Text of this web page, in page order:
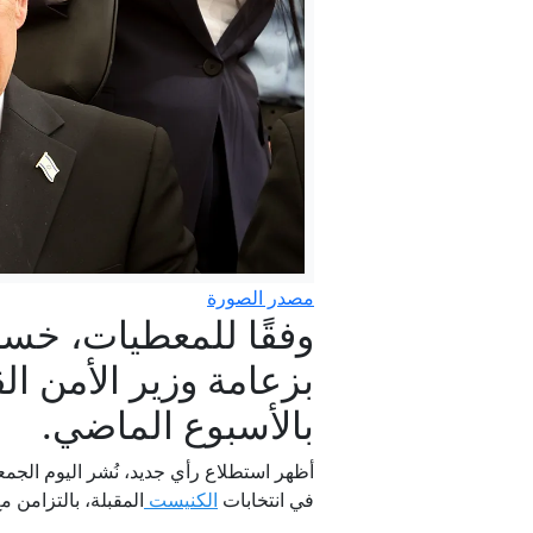
مصدر الصورة
وفقًا للمعطيات،
بزعامة وزير الأمن
بالأسبوع الماضي.
أظهر استطلاع رأي جديد، نُشر اليوم
في انتخابات الكنيست المقبلة،